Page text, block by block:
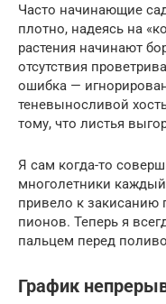
Часто начинающие
плотно, надеясь на
растения начинают
отсутствия
ошибка —
теневыносливой
тому, что листья
Я сам когда-то
многолетники
привело к
пионов. Теперь я
пальцем перед
График